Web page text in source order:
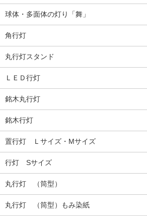
球体・多面体の灯り「舞」
角行灯
丸行灯スタンド
ＬＥＤ行灯
銘木丸行灯
銘木行灯
置行灯 Ｌサイズ・Mサイズ
行灯 Sサイズ
丸行灯 （筒型）
丸行灯 （筒型）もみ染紙